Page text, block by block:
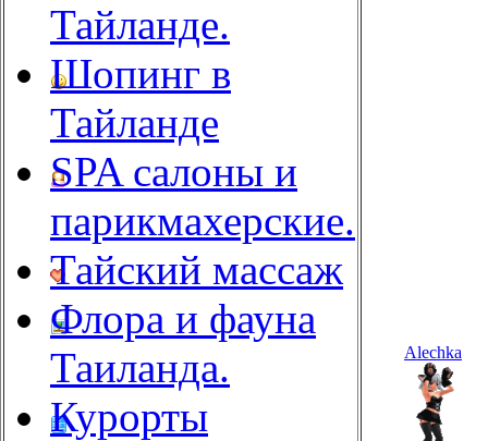
Тайланде.
Шопинг в
Тайланде
SPA салоны и
парикмахерские.
Тайский массаж
Флора и фауна
Таиланда.
Курорты
Alechka